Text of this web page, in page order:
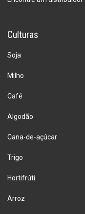
Culturas
Soja
Milho
Café
Algodão
Cana-de-açúcar
Trigo
Hortifrúti
Arroz